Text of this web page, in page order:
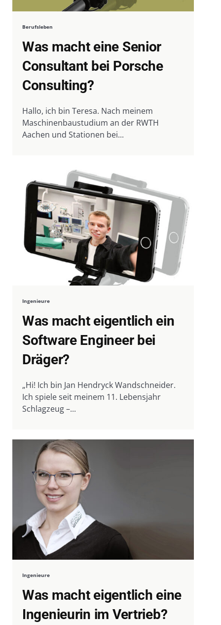
Berufsleben
Was macht eine Senior
Consultant bei Porsche
Consulting?
Hallo, ich bin Teresa. Nach meinem
Maschinenbaustudium an der RWTH
Aachen und Stationen bei...
Ingenieure
Was macht eigentlich ein
Software Engineer bei
Dräger?
„Hi! Ich bin Jan Hendryck Wandschneider.
Ich spiele seit meinem 11. Lebensjahr
Schlagzeug –...
Ingenieure
Was macht eigentlich eine
Ingenieurin im Vertrieb?